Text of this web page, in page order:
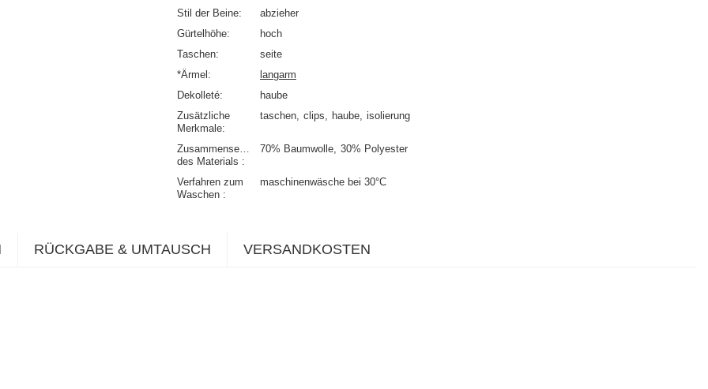
Stil der Beine
abzieher
Gürtelhöhe
hoch
Taschen
seite
*Ärmel
langarm
Dekolleté
haube
Zusätzliche
Merkmale
taschen clips haube isolierung
Zusammensetzung
des Materials
70% Baumwolle 30% Polyester
Verfahren zum
Waschen
maschinenwäsche bei 30°C
RÜCKGABE & UMTAUSCH VERSANDKOSTEN